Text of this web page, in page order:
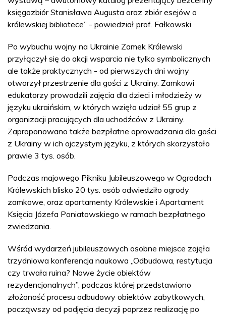
księgozbiór Stanisława Augusta oraz zbiór esejów o
królewskiej bibliotece” - powiedział prof. Fałkowski
Po wybuchu wojny na Ukrainie Zamek Królewski
przyłączył się do akcji wsparcia nie tylko symbolicznych
ale także praktycznych - od pierwszych dni wojny
otworzył przestrzenie dla gości z Ukrainy. Zamkowi
edukatorzy prowadzili zajęcia dla dzieci i młodzieży w
języku ukraińskim, w których wzięło udział 55 grup z
organizacji pracujących dla uchodźców z Ukrainy.
Zaproponowano także bezpłatne oprowadzania dla gości
z Ukrainy w ich ojczystym języku, z których skorzystało
prawie 3 tys. osób.
Podczas majowego Pikniku Jubileuszowego w Ogrodach
Królewskich blisko 20 tys. osób odwiedziło ogrody
zamkowe, oraz apartamenty Królewskie i Apartament
Księcia Józefa Poniatowskiego w ramach bezpłatnego
zwiedzania.
Wśród wydarzeń jubileuszowych osobne miejsce zajęła
trzydniowa konferencja naukowa „Odbudowa, restytucja
czy trwała ruina? Nowe życie obiektów
rezydencjonalnych”, podczas której przedstawiono
złożoność procesu odbudowy obiektów zabytkowych,
począwszy od podjęcia decyzji poprzez realizację po